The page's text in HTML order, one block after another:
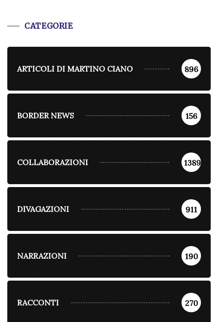
CATEGORIE
ARTICOLI DI MARTINO CIANO 896
BORDER NEWS 156
COLLABORAZIONI 1389
DIVAGAZIONI 911
NARRAZIONI 190
RACCONTI 270